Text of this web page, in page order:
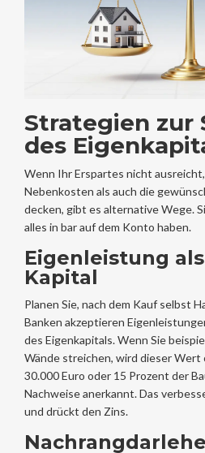
Strategien zur
des
Wenn Ihr Erspartes nicht
Nebenkosten als auch die
decken, gibt es alternative Wege.
alles in bar auf dem Konto haben.
Eigenleistung
Kapital
Planen Sie, nach dem Kauf selbst
Banken akzeptieren
des Eigenkapitals. Wenn Sie
Wände streichen, wird dieser Wert
30.000 Euro oder 15 Prozent der
Nachweise anerkannt. Das
und drückt den Zins.